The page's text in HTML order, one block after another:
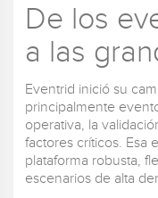
De los
a las
Eventrid inició su
principalmente
operativa, la
factores críticos. Esa
plataforma robusta,
escenarios de alta